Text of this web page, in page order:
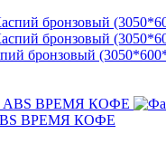
бронзовый
ВРЕМЯ КОФЕ